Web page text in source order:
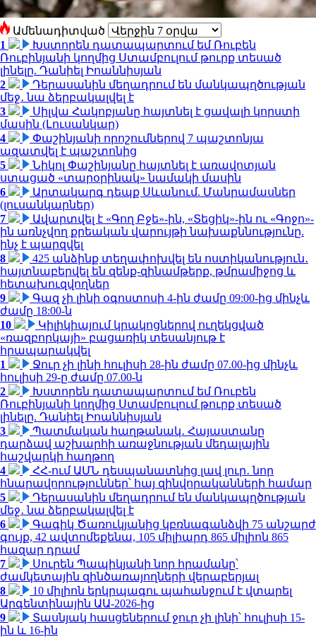
Ամենադիտված
1
Խստորեն դատապարտում եմ Ռուբեն
Ռուբինյանի կողմից Ստամբուլում թուրք տեսած
լինելը. Դանիել Իոաննիսյան
2
Դերասանին մեղադրում են մանկապղծության
մեջ․ նա ձերբակալվել է
3
Սիլվա Հակոբյանը հայտնել է ցավալի կորստի
մասին (Լուսանկար)
4
Փաշինյանի որոշումներով 7 պաշտոնյա
ազատվել է պաշտոնից
5
Նիկոլ Փաշինյանը հայտնել է առավոտյան
ստացած «տարօրինակ» նամակի մասին
6
Արտակարգ դեպք Սևանում. Մանրամասներ
(լուսանկարներ)
7
Ավարտվել է «Գող Բջե»-ին, «Տեցիկ»-ին ու «Գոջո»-
ին առնչվող քրեական վարույթի նախաքննությունը.
ինչ է պարզվել
8
425 անձինք տեղափոխվել են ոստիկանություն․
հայտնաբերվել են զենք-զինամթերք, թմրամիջոց և
հետախուզվողներ
9
Գազ չի լինի օգոստոսի 4-ին ժամը 09:00-ից մինչև
ժամը 18:00-ն
10
Կիլիկիայում կրակոցներով ուղեկցված
«ռազբորկայի» բացառիկ տեսանյութ է
հրապարակվել
1
Ջուր չի լինի հուլիսի 28-ին ժամը 07.00-ից մինչև
հուլիսի 29-ը ժամը 07.00-ն
2
Խստորեն դատապարտում եմ Ռուբեն
Ռուբինյանի կողմից Ստամբուլում թուրք տեսած
լինելը. Դանիել Իոաննիսյան
3
Պատմական հաղթանակ․ Հայաստանը
դարձավ աշխարհի առաջնության մեդալային
հաշվարկի հաղթող
4
ՀՀ-ում ԱՄՆ դեսպանատնից լավ լուր․ նոր
հնարավորություններ՝ հայ զինվորականների համար
5
Դերասանին մեղադրում են մանկապղծության
մեջ․ նա ձերբակալվել է
6
Գագիկ Ծառուկյանից կբռնագանձվի 75 անշարժ
գույք, 42 ավտոմեքենա, 105 միլիարդ 865 միլիոն 865
հազար դրամ
7
Սուրեն Պապիկյանի նոր հրամանը՝
ժամկետային զինծառայողների վերաբերյալ
8
10 միլիոն երկրպագու պահանջում է վտարել
Արգենտինային ԱԱ-2026-ից
9
Տասնյակ հասցեներում ջուր չի լինի՝ հուլիսի 15-
ին և 16-ին